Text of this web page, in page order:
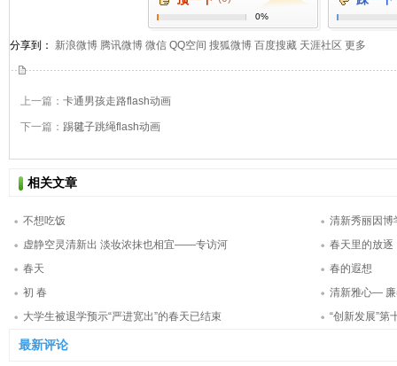
0%
分享到： 新浪微博 腾讯微博 微信 QQ空间 搜狐微博 百度搜藏 天涯社区 更多
上一篇： 卡通男孩走路flash动画
下一篇： 踢毽子跳绳flash动画
相关文章
不想吃饭
清新秀丽因
虚静空灵清新出 淡妆浓抹也相宜——专访河
春天里的放逐
春天
春的遐想
初 春
清新雅心— 廉
大学生被退学预示“严进宽出”的春天已结束
“创新发展”第
最新评论